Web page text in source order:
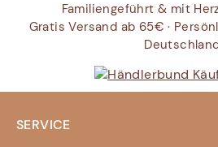
Familiengeführt & mit
Gratis Versand ab 65€ ·
SERVICE